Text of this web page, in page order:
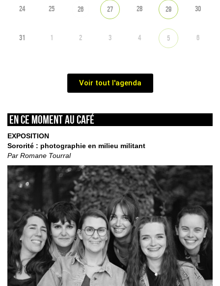
24 25 26 27 28 29 30
31 1 2 3 4 5 6
Voir tout l'agenda
En ce moment au café
EXPOSITION
Sororité : photographie en milieu militant
Par Romane Tourral